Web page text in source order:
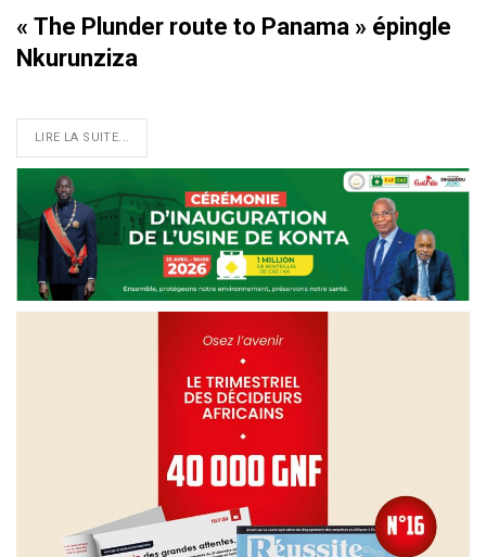
« The Plunder route to Panama » épingle
Nkurunziza
LIRE LA SUITE...